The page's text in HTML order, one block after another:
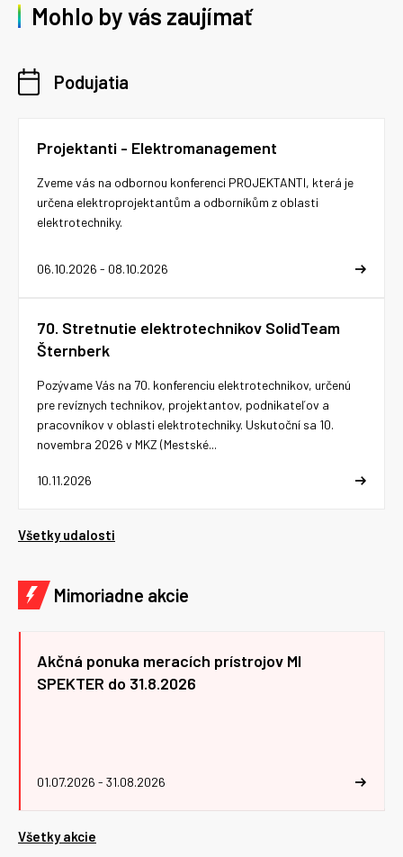
Mohlo by vás zaujímať
Podujatia
Projektanti - Elektromanagement
06.10.2026 - 08.10.2026
Zveme vás na odbornou konferenci PROJEKTANTI, která je
určena elektroprojektantům a odborníkům z oblasti
elektrotechniky.
70. Stretnutie elektrotechnikov SolidTeam
Šternberk
10.11.2026
Pozývame Vás na 70. konferenciu elektrotechnikov, určenú
pre revíznych technikov, projektantov, podnikateľov a
pracovníkov v oblasti elektrotechniky. Uskutoční sa 10.
novembra 2026 v MKZ (Mestské...
Všetky udalosti
Mimoriadne akcie
Akčná ponuka meracích prístrojov MI
SPEKTER do 31.8.2026
01.07.2026 - 31.08.2026
Všetky akcie